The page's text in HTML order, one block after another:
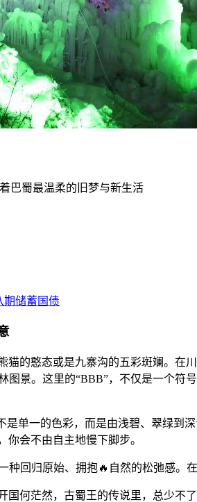
巴蜀最温柔的旧梦与新生活
猫的憨态或是九寨沟的五彩斑斓。
景。这里的“BBB”，不仅是一个
是单一的色彩，而是由浅碧、翠绿
会不由自主地慢下脚步。
回归原始、拥抱🔥自然的松弛感。
国何茫然，古蜀王的传说里，总少